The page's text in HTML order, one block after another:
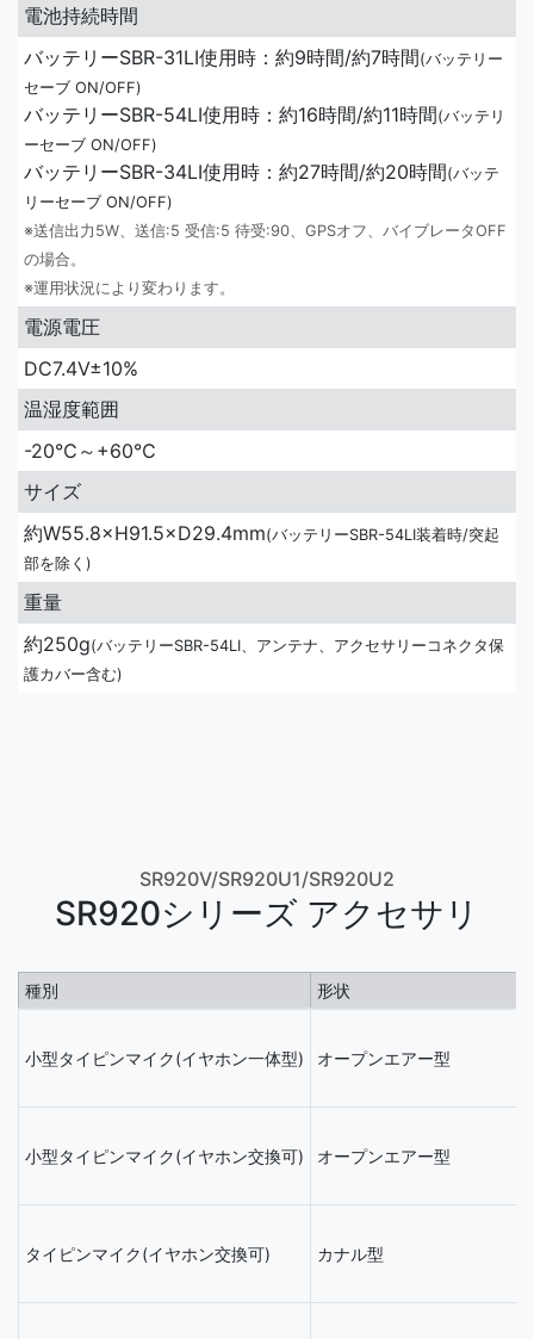
電池持続時間
バッテリーSBR-31LI使用時：約9時間/約7時間(バッテリー
セーブ ON/OFF)
バッテリーSBR-54LI使用時：約16時間/約11時間(バッテリ
ーセーブ ON/OFF)
バッテリーSBR-34LI使用時：約27時間/約20時間(バッテ
リーセーブ ON/OFF)
※送信出力5W、送信:5 受信:5 待受:90、GPSオフ、バイブレータOFF
の場合。
※運用状況により変わります。
電源電圧
DC7.4V±10%
温湿度範囲
-20℃～+60℃
サイズ
約W55.8×H91.5×D29.4mm(バッテリーSBR-54LI装着時/突起
部を除く)
重量
約250g(バッテリーSBR-54LI、アンテナ、アクセサリーコネクタ保
護カバー含む)
SR920V/SR920U1/SR920U2
SR920シリーズ アクセサリ
種別 形状
小型タイピンマイク(イヤホン一体型) オープンエアー型
小型タイピンマイク(イヤホン交換可) オープンエアー型
タイピンマイク(イヤホン交換可) カナル型